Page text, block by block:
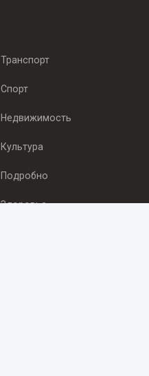
Транспорт
Спорт
Недвижимость
Культура
Подробно
Здоровье